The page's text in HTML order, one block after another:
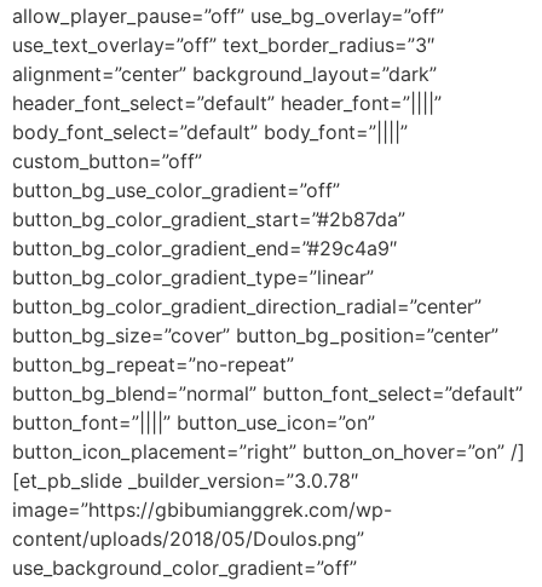
allow_player_pause=”off” use_bg_overlay=”off”
use_text_overlay=”off” text_border_radius=”3″
alignment=”center” background_layout=”dark”
header_font_select=”default” header_font=”||||”
body_font_select=”default” body_font=”||||”
custom_button=”off”
button_bg_use_color_gradient=”off”
button_bg_color_gradient_start=”#2b87da”
button_bg_color_gradient_end=”#29c4a9″
button_bg_color_gradient_type=”linear”
button_bg_color_gradient_direction_radial=”center”
button_bg_size=”cover” button_bg_position=”center”
button_bg_repeat=”no-repeat”
button_bg_blend=”normal” button_font_select=”default”
button_font=”||||” button_use_icon=”on”
button_icon_placement=”right” button_on_hover=”on” /]
[et_pb_slide _builder_version=”3.0.78″
image=”https://gbibumianggrek.com/wp-
content/uploads/2018/05/Doulos.png”
use_background_color_gradient=”off”